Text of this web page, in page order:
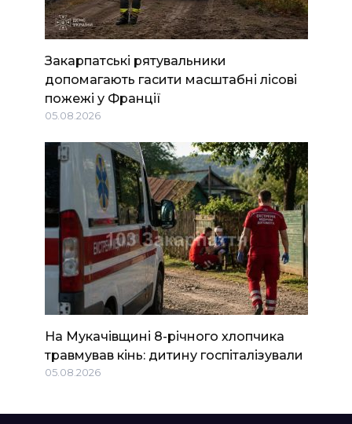
Закарпатські рятувальники
допомагають гасити масштабні лісові
пожежі у Франції
05.08.2026
На Мукачівщині 8-річного хлопчика
травмував кінь: дитину госпіталізували
05.08.2026